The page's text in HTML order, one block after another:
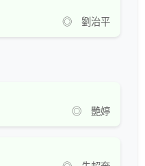
◎ 劉治平
◎ 艷婷